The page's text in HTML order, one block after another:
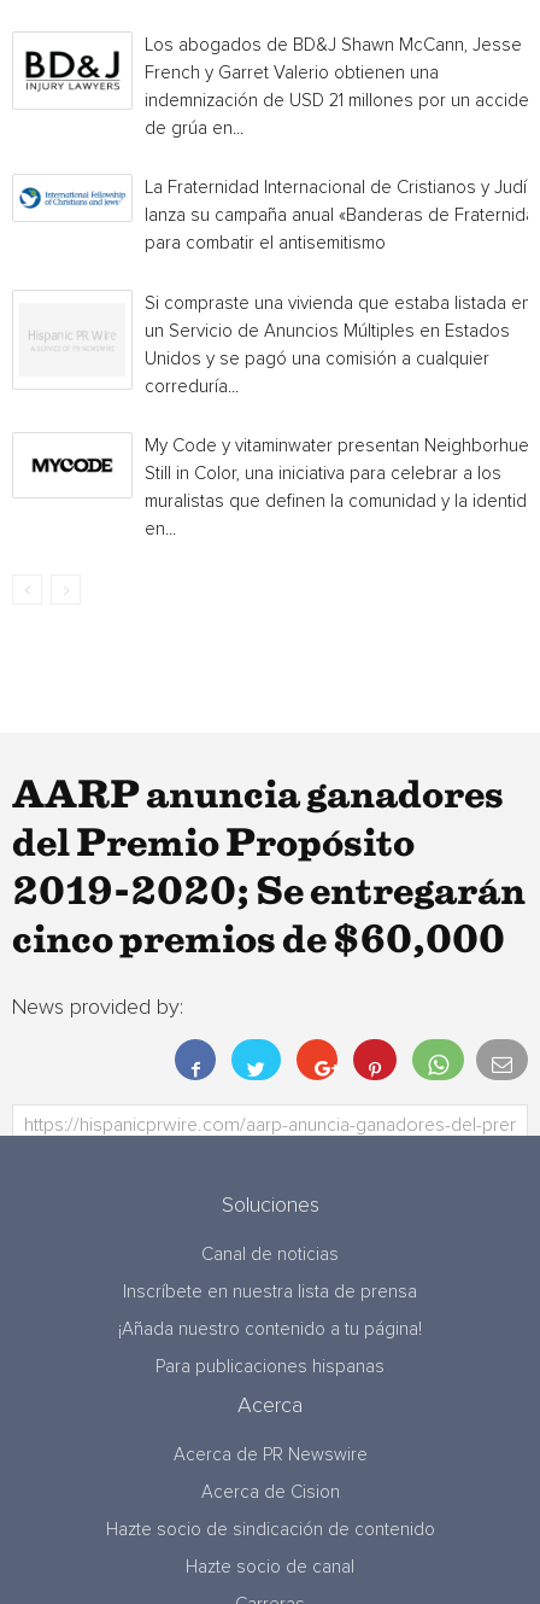
Los abogados de BD&J Shawn McCann, Jesse
French y Garret Valerio obtienen una
indemnización de USD 21 millones por un
de grúa en...
La Fraternidad Internacional de Cristianos y
lanza su campaña anual «Banderas de
para combatir el antisemitismo
Si compraste una vivienda que estaba listada en
un Servicio de Anuncios Múltiples en Estados
Unidos y se pagó una comisión a cualquier
correduría...
My Code y vitaminwater presentan Neighborhue:
Still in Color, una iniciativa para celebrar a los
muralistas que definen la comunidad y la
en...
AARP anuncia ganadores
del Premio Propósito
2019-2020; Se entregarán
cinco premios de $60,000
News provided by:
Soluciones
Canal de noticias
Inscríbete en nuestra lista de prensa
¡Añada nuestro contenido a tu página!
Para publicaciones hispanas
Acerca
Acerca de PR Newswire
Acerca de Cision
Hazte socio de sindicación de contenido
Hazte socio de canal